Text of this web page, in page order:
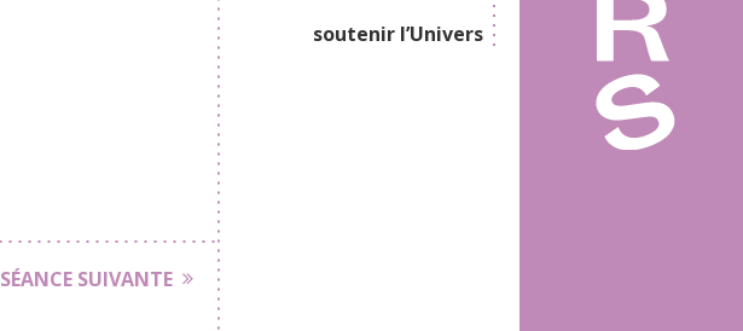
soutenir l’Univers
SÉANCE SUIVANTE